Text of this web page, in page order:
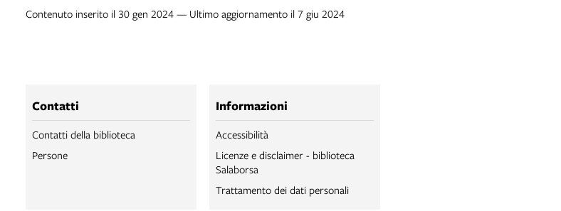
Contenuto inserito il 30 gen 2024 — Ultimo aggiornamento il 7 giu 2024
Contatti
Contatti della biblioteca
Persone
Informazioni
Accessibilità
Licenze e disclaimer - biblioteca
Salaborsa
Trattamento dei dati personali